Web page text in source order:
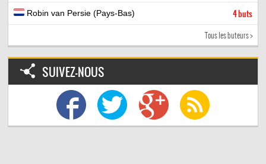
Robin van Persie (Pays-Bas) 4 buts
Tous les buteurs >
SUIVEZ-NOUS